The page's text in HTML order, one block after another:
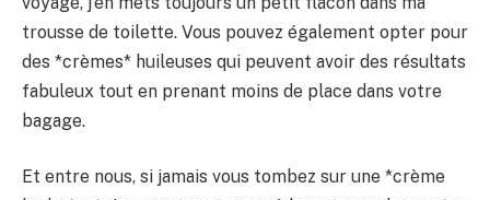
trousse de toilette. Vous pouvez également opter pour
des *crèmes* huileuses qui peuvent avoir des résultats
fabuleux tout en prenant moins de place dans votre
bagage.
Et entre nous, si jamais vous tombez sur une *crème